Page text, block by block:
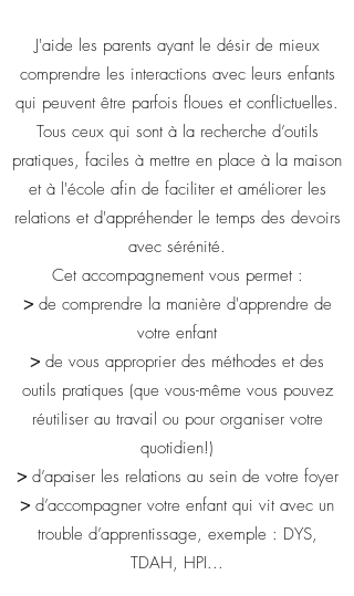
J'aide les parents ayant le désir de mieux
comprendre les interactions avec leurs enfants
qui peuvent être parfois floues et conflictuelles.
Tous ceux qui sont à la recherche d’outils
pratiques, faciles à mettre en place à la maison
et à l'école afin de faciliter et améliorer les
relations et d'appréhender le temps des devoirs
avec sérénité.
Cet accompagnement vous permet :
> de comprendre la manière d'apprendre de
votre enfant
> de vous approprier des méthodes et des
outils pratiques (que vous-même vous pouvez
réutiliser au travail ou pour organiser votre
quotidien!)
>d’apaiser les relations au sein de votre foyer
> d’accompagner votre enfant qui vit avec un
trouble d’apprentissage, exemple : DYS,
TDAH, HPI...